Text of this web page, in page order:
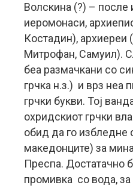
Волскина (?) – после
иеромонаси,
Костадин), архиереи
Митрофан, Самуил).
беа размачкани со
грчка н.з.) и врз неа
грчки букви. Тој
охридскиот грчки
обид да го избледне
македонците) за
Преспа. Достатачно
промивка со вода,